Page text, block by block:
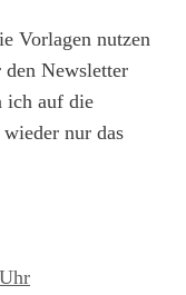
Vorlagen nutzen
den Newsletter
ich auf die
nur das